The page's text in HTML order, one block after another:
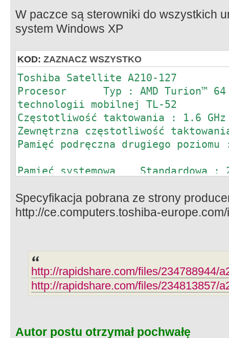
W paczce są sterowniki do wszystkich
system Windows XP
KOD: ZAZNACZ WSZYSTKO
Toshiba Satellite A210-127
Procesor Typ : AMD Turion™ 64
technologii mobilnej TL-52
Częstotliwość taktowania : 1.6 GHz
Zewnętrzna częstotliwość
Pamięć podręczna drugiego poziomu
Pamięć systemowa Standardowa :
Technologia : DDR2 RAM (667 MHz)
Stacja dysków DVD Super Multi
: CD-ROM, CD-R, CD-RW, DVD-ROM,
RW, DVD+R, DVD+R (DL), DVD+RW,
RW), 10-krotna (HS CD-RW), 10-
Specyfikacja pobrana ze strony
http://ce.computers.toshiba-
http://rapidshare.com/files/234788944/
http://rapidshare.com/files/234813857/
Autor postu otrzymał pochwałę